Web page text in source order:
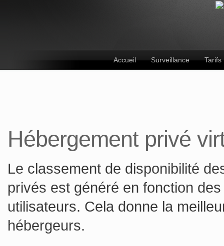
Accueil Surveillance Tarifs
Hébergement privé
Le classement de disponibilité
privés est généré en fonction
utilisateurs. Cela donne la
hébergeurs.